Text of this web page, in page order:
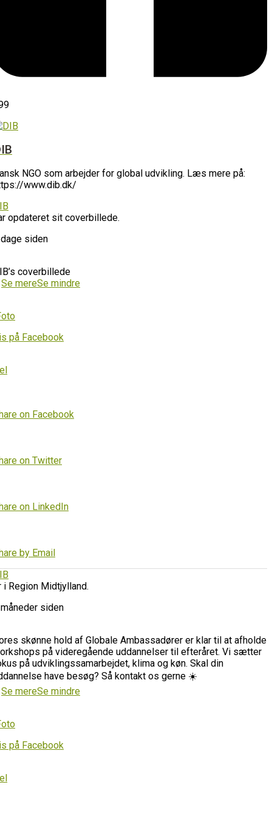
NGO som arbejder for global udvikling. Læs mere på:
www.dib.dk/
opdateret sit coverbillede.
siden
coverbillede
Se mereSe mindre
på Facebook
on Facebook
on Twitter
on LinkedIn
by Email
i Region Midtjylland.
siden
skønne hold af Globale Ambassadører er klar til at afholde
på videregående uddannelser til efteråret. Vi sætter
på udviklingssamarbejdet, klima og køn. Skal din
have besøg? Så kontakt os gerne ☀️
Se mereSe mindre
på Facebook